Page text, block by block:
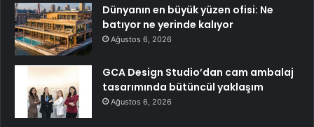
Dünyanın en büyük yüzen ofisi: Ne
batıyor ne yerinde kalıyor
Ağustos 6, 2026
GCA Design Studio’dan cam ambalaj
tasarımında bütüncül yaklaşım
Ağustos 6, 2026